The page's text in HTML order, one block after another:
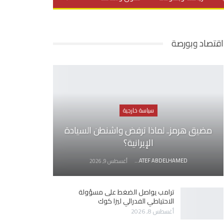
اقتصاد وبورصة
سياسة خارجية
مضيق هرمز.. لماذا ترفض واشنطن السيادة
الإيرانية؟
AWATEF ABDELHAMED أغسطس 9, 2026
ترامب يواصل الضغط على مسؤولة
الاحتياطي الفدرالي ليزا كوك
أغسطس 8, 2026